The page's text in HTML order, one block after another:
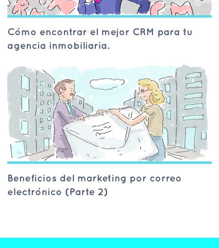
Cómo encontrar el mejor CRM para tu
agencia inmobiliaria.
Beneficios del marketing por correo
electrónico (Parte 2)